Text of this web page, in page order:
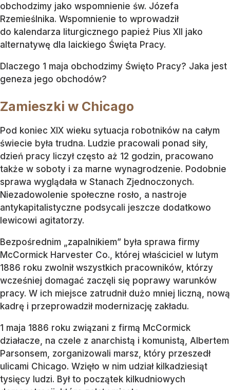
obchodzimy jako wspomnienie św. Józefa
Rzemieślnika. Wspomnienie to wprowadził
do kalendarza liturgicznego papież Pius XII jako
alternatywę dla laickiego Święta Pracy.
Dlaczego 1 maja obchodzimy Święto Pracy? Jaka jest
geneza jego obchodów?
Zamieszki w Chicago
Pod koniec XIX wieku sytuacja robotników na całym
świecie była trudna. Ludzie pracowali ponad siły,
dzień pracy liczył często aż 12 godzin, pracowano
także w soboty i za marne wynagrodzenie. Podobnie
sprawa wyglądała w Stanach Zjednoczonych.
Niezadowolenie społeczne rosło, a nastroje
antykapitalistyczne podsycali jeszcze dodatkowo
lewicowi agitatorzy.
Bezpośrednim „zapalnikiem” była sprawa firmy
McCormick Harvester Co., której właściciel w lutym
1886 roku zwolnił wszystkich pracowników, którzy
wcześniej domagać zaczęli się poprawy warunków
pracy. W ich miejsce zatrudnił dużo mniej liczną, nową
kadrę i przeprowadził modernizację zakładu.
1 maja 1886 roku związani z firmą McCormick
działacze, na czele z anarchistą i komunistą, Albertem
Parsonsem, zorganizowali marsz, który przeszedł
ulicami Chicago. Wzięło w nim udział kilkadziesiąt
tysięcy ludzi. Był to początek kilkudniowych